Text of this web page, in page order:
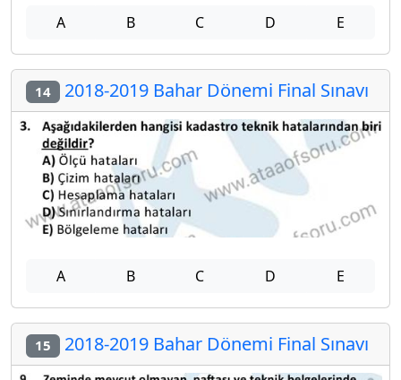
A B C D E
14 2018-2019 Bahar Dönemi Final Sınavı
A B C D E
15 2018-2019 Bahar Dönemi Final Sınavı